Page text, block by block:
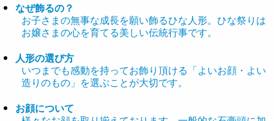
なぜ飾るの？
お子さまの無事な成長を願い飾るひな人形。ひな祭りは
お嬢さまの心を育てる美しい伝統行事です。
人形の選び方
いつまでも感動を持ってお飾り頂ける「よいお顔・よい
造りのもの」を選ぶことが大切です。
お顔について